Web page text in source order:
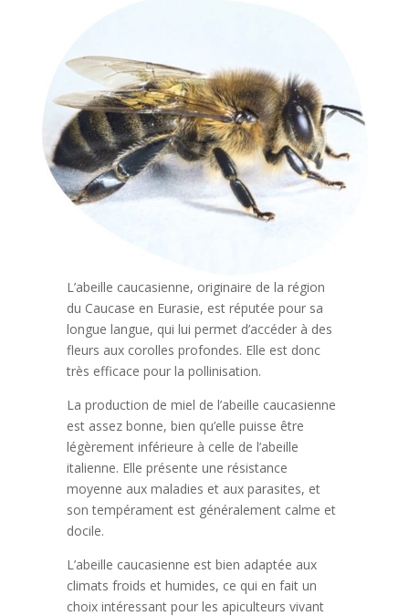
L’abeille caucasienne, originaire de la région
du Caucase en Eurasie, est réputée pour sa
longue langue, qui lui permet d’accéder à des
fleurs aux corolles profondes. Elle est donc
très efficace pour la pollinisation.
La production de miel de l’abeille caucasienne
est assez bonne, bien qu’elle puisse être
légèrement inférieure à celle de l’abeille
italienne. Elle présente une résistance
moyenne aux maladies et aux parasites, et
son tempérament est généralement calme et
docile.
L’abeille caucasienne est bien adaptée aux
climats froids et humides, ce qui en fait un
choix intéressant pour les apiculteurs vivant